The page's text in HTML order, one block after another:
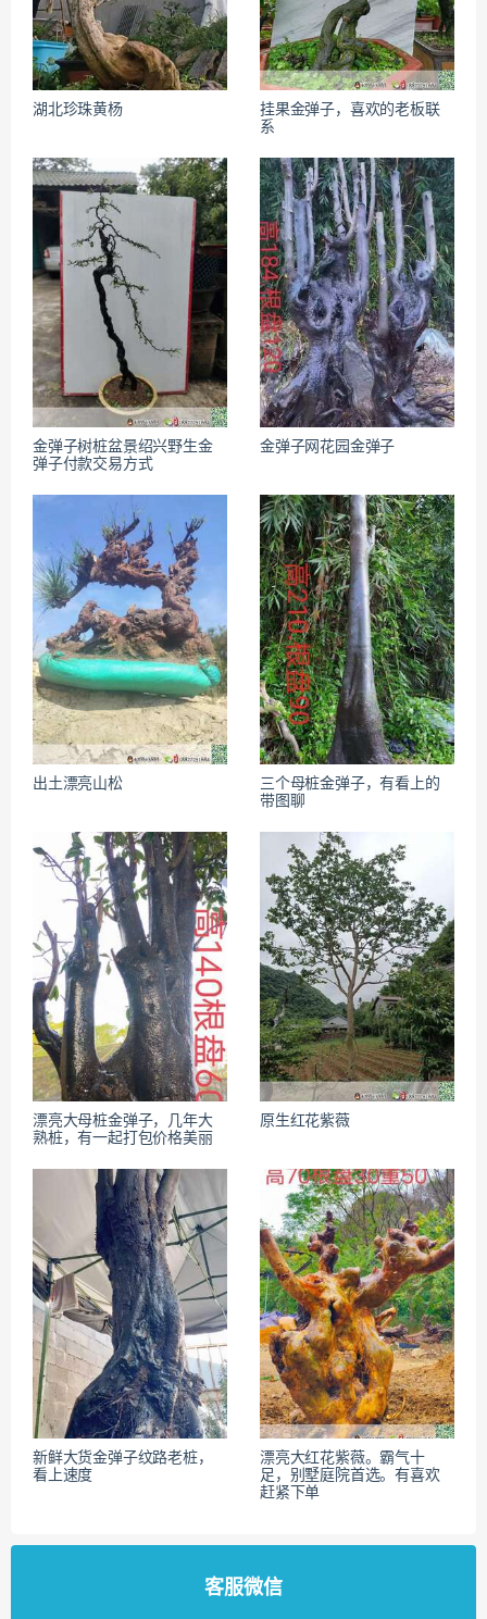
湖北珍珠黄杨
挂果金弹子，喜欢的老板联
系
金弹子树桩盆景绍兴野生金
弹子付款交易方式
金弹子网花园金弹子
出土漂亮山松
三个母桩金弹子，有看上的
带图聊
漂亮大母桩金弹子，几年大
熟桩，有一起打包价格美丽
原生红花紫薇
新鲜大货金弹子纹路老桩，
看上速度
漂亮大红花紫薇。霸气十
足，别墅庭院首选。有喜欢
赶紧下单
客服微信